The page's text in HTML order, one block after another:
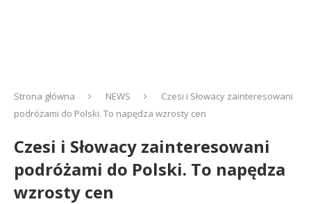
Strona główna NEWS
Czesi i Słowacy zainteresowani
podróżami do Polski. To napędza wzrosty cen
Czesi i Słowacy zainteresowani
podróżami do Polski. To napędza
wzrosty cen